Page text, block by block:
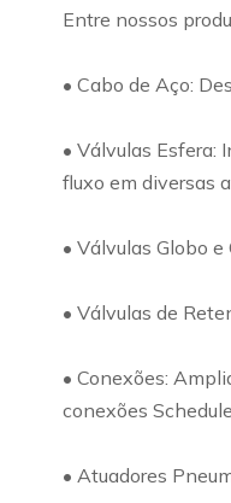
Entre nossos
• Cabo de Aço:
• Válvulas Esfera:
fluxo em diversas
• Válvulas Globo
• Válvulas de
• Conexões:
conexões
• Atuadores